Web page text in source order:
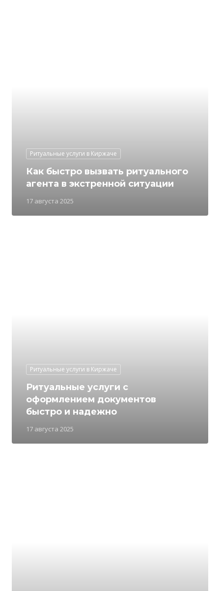
Ритуальные услуги в Киржаче
17 августа 2025
Как быстро вызвать ритуального
агента в экстренной ситуации
Ритуальные услуги в Киржаче
17 августа 2025
Ритуальные услуги с
оформлением документов
быстро и надежно